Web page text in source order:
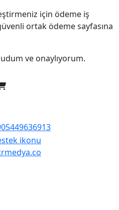
için ödeme iş
ortak ödeme sayfasına
ve onaylıyorum.